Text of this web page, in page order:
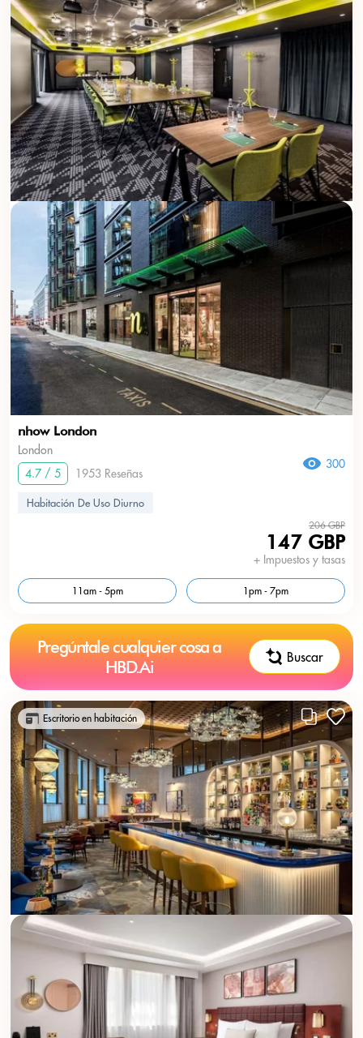
nhow London
London
4.7 / 5
1953 Reseñas
300
Habitación De Uso Diurno
206 GBP
147 GBP
+ Impuestos y tasas
11am - 5pm 1pm - 7pm
Pregúntale cualquier cosa a
HBD.Ai
Buscar
Escritorio en habitación